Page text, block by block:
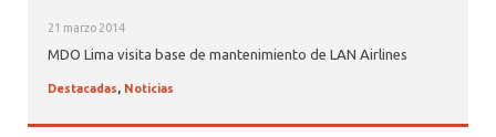
21 marzo 2014
MDO Lima visita base de mantenimiento de LAN Airlines
Destacadas, Noticias